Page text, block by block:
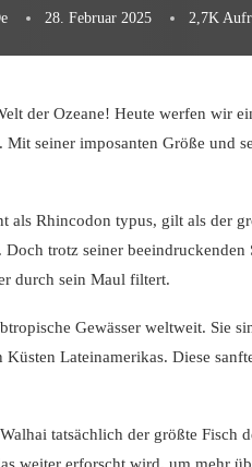
28. Februar 2025 2,7K
der Ozeane! Heute werfen wir
seiner imposanten Größe und
als Rhincodon typus, gilt als der
trotz seiner
durch sein Maul filtert.
Gewässer weltweit. Sie
Lateinamerikas. Diese
tatsächlich der größte Fisch